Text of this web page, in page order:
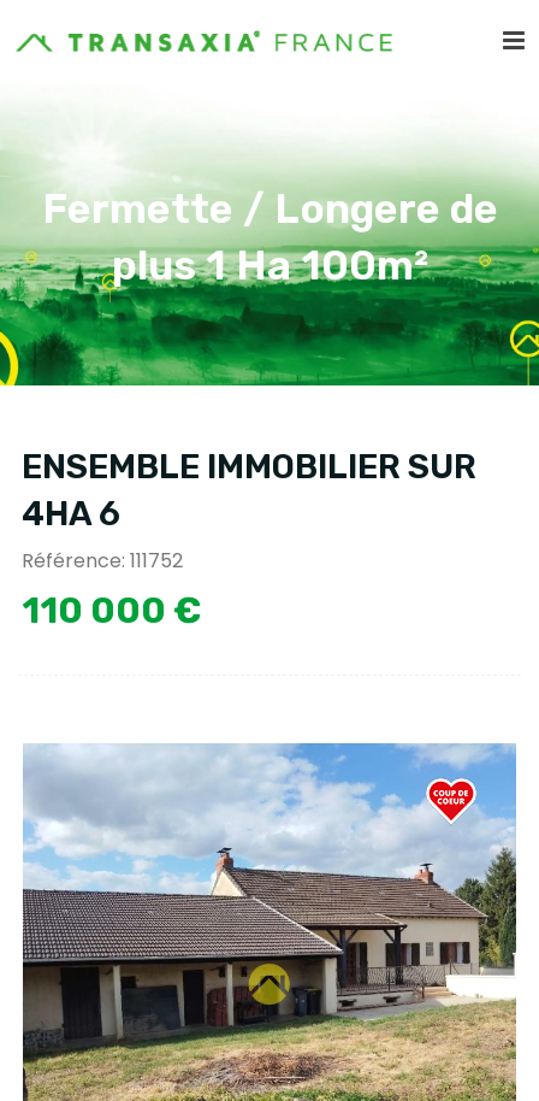
Fermette / Longere de
plus 1 Ha 100m²
ENSEMBLE IMMOBILIER SUR
4HA 6
Référence: 111752
110 000 €